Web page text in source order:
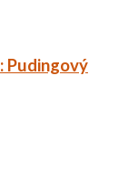
Pudingový